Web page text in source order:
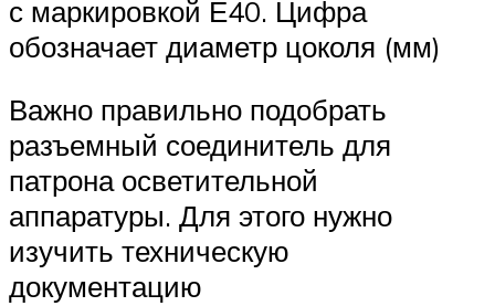
с маркировкой Е40. Цифра
обозначает диаметр цоколя (мм)
Важно правильно подобрать
разъемный соединитель для
патрона осветительной
аппаратуры. Для этого нужно
изучить техническую
документацию